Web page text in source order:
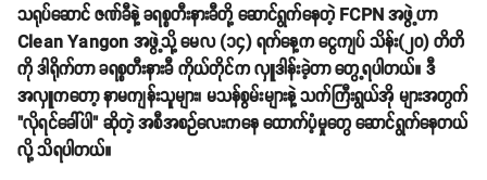
သရုပ်ဆောင် ဇဏ်ခီနဲ့ ခရစ္စတီးနားခီတို့ ဆောင်ရွက်နေတဲ့ FCPN အဖွဲ့ဟာ
Clean Yangon အဖွဲ့သို့ မေလ (၁၄) ရက်နေ့က ငွေကျပ် သိန်း(၂၀) တိတိ
ကို ဒါရိုက်တာ ခရစ္စတီးနားခီ ကိုယ်တိုင်က လှူဒါန်းခဲ့တာ တွေ့ရပါတယ်။ ဒီ
အလှူကတော့ နာမကျန်းသူများ၊ မသန်စွမ်းများနဲ့ သက်ကြီးရွယ်အို များအတွက်
"လိုရင်ခေါ်ပါ" ဆိုတဲ့ အစီအစဉ်လေးကနေ ထောက်ပံ့မှုတွေ ဆောင်ရွက်နေတယ်
လို့ သိရပါတယ်။